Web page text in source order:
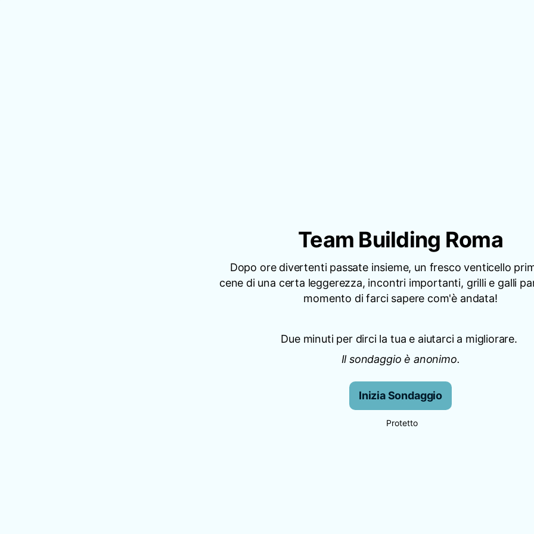
Team Building Roma
Dopo ore divertenti passate insieme, un fresco venticello
cene di una certa leggerezza, incontri importanti, grilli e galli
momento di farci sapere com'è andata!
Due minuti per dirci la tua e aiutarci a migliorare.
Il sondaggio è anonimo.
Inizia Sondaggio
Protetto